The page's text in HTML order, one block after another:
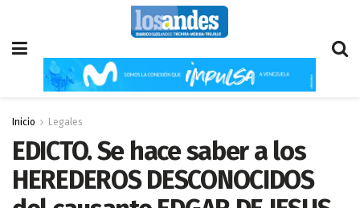
Inicio Legales
EDICTO. Se hace saber a los
HEREDEROS DESCONOCIDOS